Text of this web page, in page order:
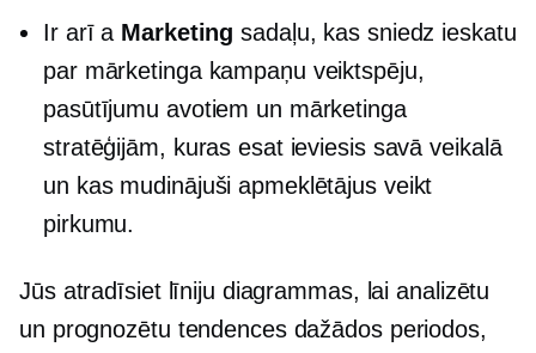
Ir arī a Marketing sadaļu, kas sniedz ieskatu
par mārketinga kampaņu veiktspēju,
pasūtījumu avotiem un mārketinga
stratēģijām, kuras esat ieviesis savā veikalā
un kas mudinājuši apmeklētājus veikt
pirkumu.
Jūs atradīsiet līniju diagrammas, lai analizētu
un prognozētu tendences dažādos periodos,